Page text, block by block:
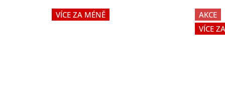
VÍCE ZA MÉNĚ
AKCE
VÍCE